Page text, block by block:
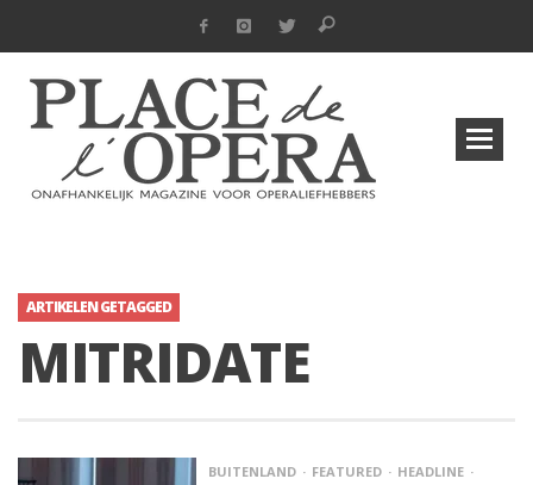
ARTIKELEN GETAGGED
MITRIDATE
BUITENLAND FEATURED
HEADLINE